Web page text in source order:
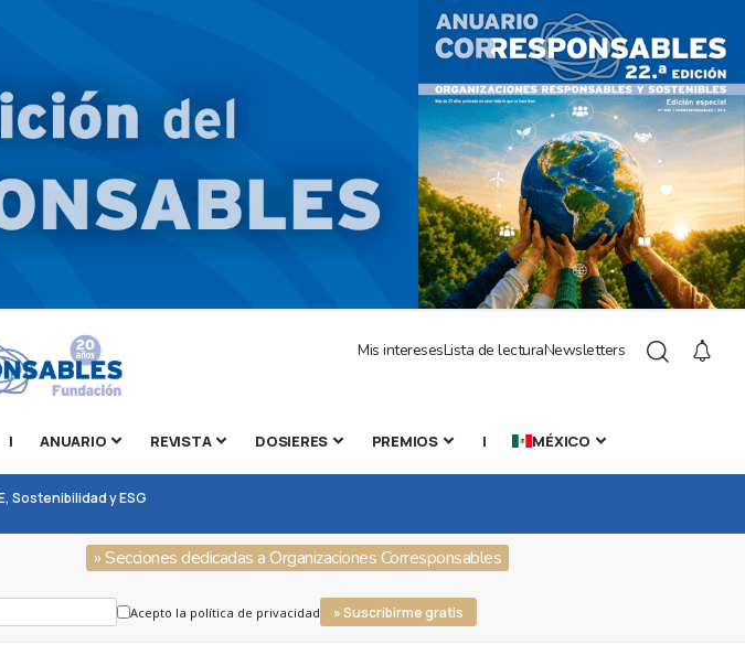
Mis interesesLista de lecturaNewsletters
| ANUARIO REVISTA DOSIERES PREMIOS | MÉXICO
Sostenibilidad y ESG
» Secciones dedicadas a Organizaciones Corresponsables
Acepto la política de privacidad » Suscribirme gratis